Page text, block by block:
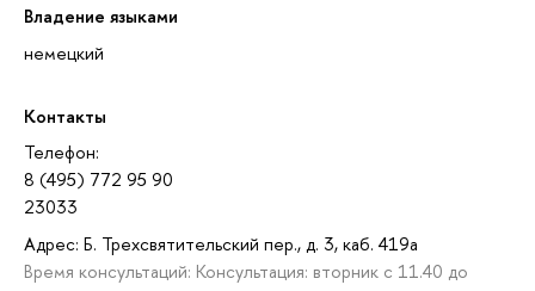
Владение языками
немецкий
Контакты
Телефон:
8 (495) 772 95 90
23033
Адрес: Б. Трехсвятительский пер., д. 3, каб. 419а
Время консультаций: Консультация: вторник с 11.40 до